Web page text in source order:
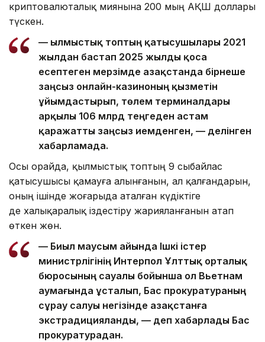
криптовалюталық әмиянына 200 мың АҚШ доллары
түскен.
— Қылмыстық топтың қатысушылары 2021
жылдан бастап 2025 жылды қоса
есептеген мерзімде Қазақстанда бірнеше
заңсыз онлайн-казиноның қызметін
ұйымдастырып, төлем терминалдары
арқылы 106 млрд теңгеден астам
қаражатты заңсыз иемденген, — делінген
хабарламада.
Осы орайда, қылмыстық топтың 9 сыбайлас
қатысушысы қамауға алынғанын, ал қалғандарын,
оның ішінде жоғарыда аталған күдіктіге
де халықаралық іздестіру жарияланғанын атап
өткен жөн.
— Биыл маусым айында Ішкі істер
министрлігінің Интерпол Ұлттық орталық
бюросының сауалы бойынша ол Вьетнам
аумағында ұсталып, Бас прокуратураның
сұрау салуы негізінде Қазақстанға
экстрадицияланды, — деп хабарлады Бас
прокуратурадан.